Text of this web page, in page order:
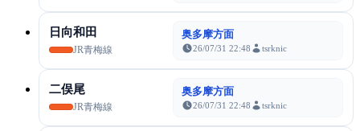
日向和田
JR青梅線
奥多摩方面
26/07/31 22:48 tsrknic
二俣尾
JR青梅線
奥多摩方面
26/07/31 22:48 tsrknic